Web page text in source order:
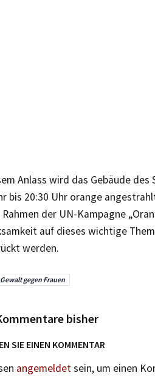
Anlass wird das Gebäude des
bis 20:30 Uhr orange
der UN-Kampagne
auf dieses wichtige
werden.
Gewalt gegen Frauen
bisher
SIE EINEN KOMMENTAR
angemeldetsein, um einen